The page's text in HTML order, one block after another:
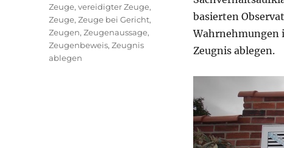
basierten
Wahrnehmungen
Zeugnis ablegen.
Zeuge,vereidigter Zeuge,
Zeuge,Zeuge bei Gericht,
Zeugen,Zeugenaussage,
Zeugenbeweis,Zeugnis
ablegen